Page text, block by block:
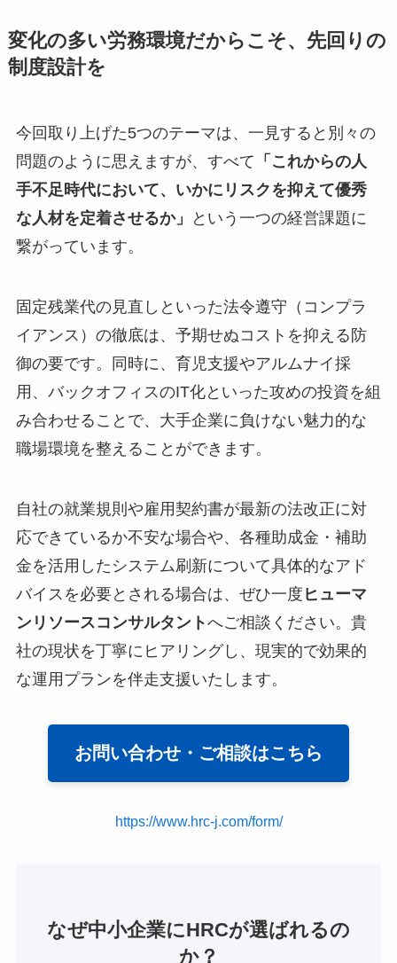
変化の多い労務環境だからこそ、先回りの
制度設計を
今回取り上げた5つのテーマは、一見すると別々の
問題のように思えますが、すべて 「これからの人
手不足時代において、いかにリスクを抑えて優秀
な人材を定着させるか」
という一つの経営課題に
繋がっています。
固定残業代の見直しといった法令遵守（コンプラ
イアンス）の徹底は、予期せぬコストを抑える防
御の要です。同時に、育児支援やアルムナイ採
用、バックオフィスのIT化といった攻めの投資を組
み合わせることで、大手企業に負けない魅力的な
職場環境を整えることができます。
自社の就業規則や雇用契約書が最新の法改正に対
応できているか不安な場合や、各種助成金・補助
金を活用したシステム刷新について具体的なアド
バイスを必要とされる場合は、ぜひ一度 ヒューマ
ンリソースコンサルタントへご相談ください。貴
社の現状を丁寧にヒアリングし、現実的で効果的
な運用プランを伴走支援いたします。
お問い合わせ・ご相談はこちら
https://www.hrc-j.com/form/
なぜ中小企業にHRCが選ばれるの
か？